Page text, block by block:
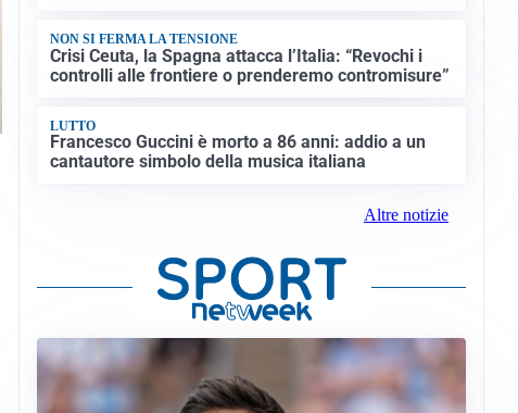
NON SI FERMA LA TENSIONE
Crisi Ceuta, la Spagna attacca l’Italia: “Revochi i
controlli alle frontiere o prenderemo contromisure”
LUTTO
Francesco Guccini è morto a 86 anni: addio a un
cantautore simbolo della musica italiana
Altre notizie